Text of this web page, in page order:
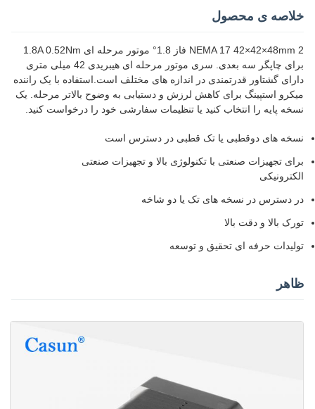
خلاصه ی محصول
NEMA 17 42×42×48mm 2 فاز 1.8° موتور مرحله ای 1.8A 0.52Nm
برای چاپگر سه بعدی. سری موتور مرحله ای هیبریدی 42 میلی متری
دارای گشتاور قدرتمندی در اندازه های مختلف است.استفاده با یک راننده
میکرو استپینگ برای کاهش لرزش و دستیابی به وضوح بالاتر مرحله. یک
نسخه پایه را انتخاب کنید یا تنظیمات سفارشی خود را درخواست کنید.
نسخه های دوقطبی یا تک قطبی در دسترس است
برای تجهیزات صنعتی با تکنولوژی بالا و تجهیزات صنعتی
الکترونیکی
در دسترس در نسخه های تک یا دو شاخه
تورک بالا و دقت بالا
تولیدات حرفه ای تحقیق و توسعه
ظاهر